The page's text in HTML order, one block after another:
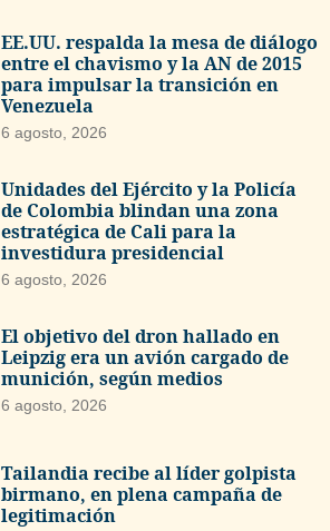
EE.UU. respalda la mesa de diálogo
entre el chavismo y la AN de 2015
para impulsar la transición en
Venezuela
6 agosto, 2026
Unidades del Ejército y la Policía
de Colombia blindan una zona
estratégica de Cali para la
investidura presidencial
6 agosto, 2026
El objetivo del dron hallado en
Leipzig era un avión cargado de
munición, según medios
6 agosto, 2026
Tailandia recibe al líder golpista
birmano, en plena campaña de
legitimación